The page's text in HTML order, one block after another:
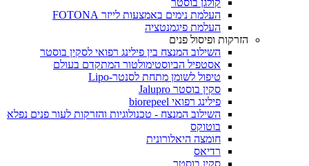
קולגן בוסטר
העלמת נימים באמצעות לייזר FOTONA
העלמת פיגמנטציה
הזרקות ופיסול פנים
השילוב המנצח בין פילינג רפואי לסקין בוסטר
אסטפיל הביוסטימולטור המתקדם בעולם
טיפול לשומן מתחת לסנטר-Lipo
סקין בוסטר Jalupro
פילינג רפואי biorepeel
השילוב המנצח - טכנולוגיות והזרקות לעור פנים נפלא
בוטוקס
חומצה היאלורונית
רדיאס
סקין בוסטר